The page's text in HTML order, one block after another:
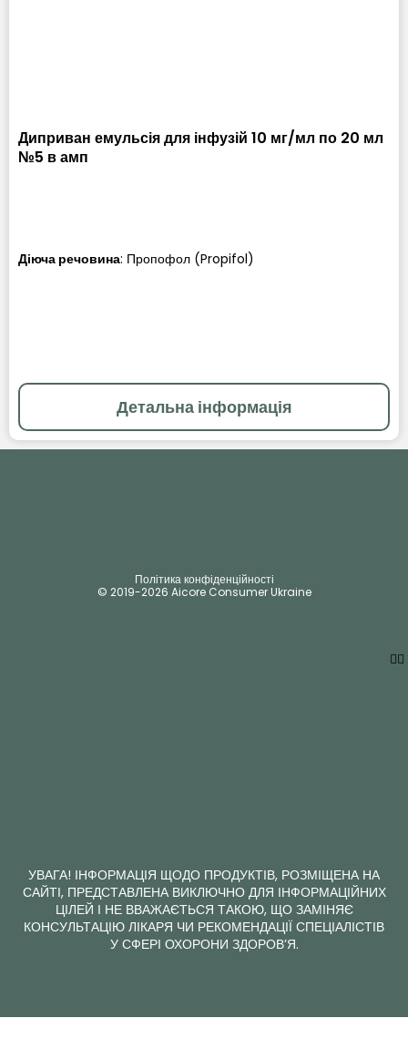
Диприван емульсія для інфузій 10 мг/мл по 20 мл
№5 в амп
Діюча речовина: Пропофол (Propifol)
Детальна інформація
Політика конфіденційності
© 2019-2026 Aicore Consumer Ukraine
УВАГА! ІНФОРМАЦІЯ ЩОДО ПРОДУКТІВ, РОЗМІЩЕНА НА
САЙТІ, ПРЕДСТАВЛЕНА ВИКЛЮЧНО ДЛЯ ІНФОРМАЦІЙНИХ
ЦІЛЕЙ І НЕ ВВАЖАЄТЬСЯ ТАКОЮ, ЩО ЗАМІНЯЄ
КОНСУЛЬТАЦІЮ ЛІКАРЯ ЧИ РЕКОМЕНДАЦІЇ СПЕЦІАЛІСТІВ
У СФЕРІ ОХОРОНИ ЗДОРОВ’Я.